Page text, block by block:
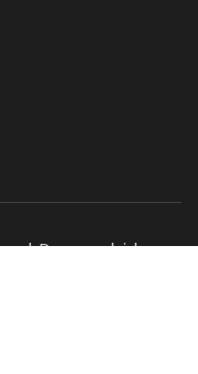
Desenvolvido por